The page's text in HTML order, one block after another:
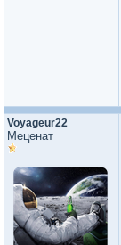
Voyageur22
Меценат